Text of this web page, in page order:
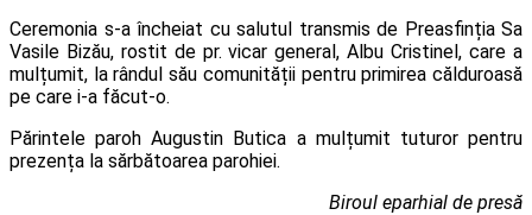
Ceremonia s-a încheiat cu salutul transmis de Preasfinția Sa
Vasile Bizău, rostit de pr. vicar general, Albu Cristinel, care a
mulțumit, la rândul său comunității pentru primirea călduroasă
pe care i-a făcut-o.
Părintele paroh Augustin Butica a mulțumit tuturor pentru
prezența la sărbătoarea parohiei.
Biroul eparhial de presă